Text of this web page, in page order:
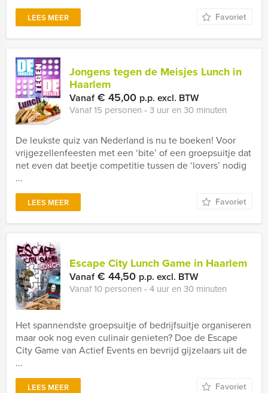
LEES MEER Favoriet
Jongens tegen de Meisjes Lunch in
Haarlem
Vanaf€ 45,00 p.p. excl. BTW
Vanaf 15 personen ‐ 3 uur en 30 minuten
De leukste quiz van Nederland is nu te boeken! Voor
vrijgezellenfeesten met een ‘bite’ of een groepsuitje dat
net even dat beetje competitie tussen de ‘lovers’ nodig
...
LEES MEER Favoriet
Escape City Lunch Game in Haarlem
Vanaf€ 44,50 p.p. excl. BTW
Vanaf 10 personen ‐ 4 uur en 30 minuten
Het spannendste groepsuitje of bedrijfsuitje organiseren
maar ook nog even culinair genieten? Doe de Escape
City Game van Actief Events en bevrijd gijzelaars uit de
...
LEES MEER Favoriet